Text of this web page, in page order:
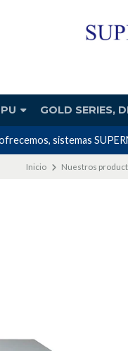
GOLD SERIES,
sistemas
Inicio Nuestros